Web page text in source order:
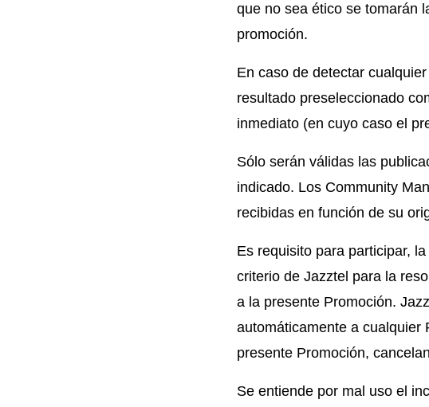
que no sea ético se tomarán
promoción.
En caso de detectar
resultado preseleccionado
inmediato (en cuyo caso el
Sólo serán válidas las
indicado. Los Community
recibidas en función de su
Es requisito para participar,
criterio de Jazztel para la
a la presente Promoción.
automáticamente a cualquier
presente Promoción,
Se entiende por mal uso el